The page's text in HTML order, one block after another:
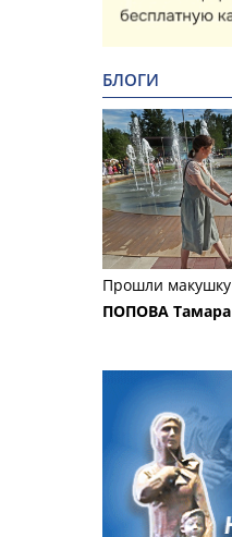
БЛОГИ
Прошли макушку
ПОПОВА Тамара